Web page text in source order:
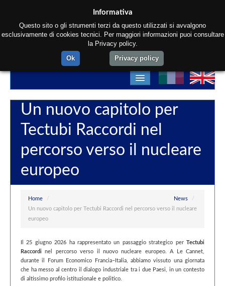
Home
Contatti
Un nuovo capitolo per
Tectubi Raccordi nel
percorso verso il nucleare
europeo
Home / News
/
Un nuovo capitolo per Tectubi Raccordi nel percorso verso il nucleare
europeo
Il 25 giugno 2026 ha rappresentato un passaggio strategico per
Tectubi
Raccordi nel percorso verso il nuovo nucleare europeo. A Le Cannet,
durante il Forum Economico Francia–Italia, abbiamo vissuto una giornata
che ha messo al centro il dialogo industriale tra i due Paesi, in un contesto
di altissimo profilo istituzionale e politico.
Informativa
Questo sito o gli strumenti terzi da questo utilizzati si avvalgono
esclusivamente di cookies tecnici. Per maggiori informazioni puoi consultare
la Privacy policy.
Ok
Privacy policy